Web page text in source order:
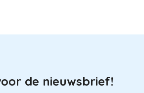
de nieuwsbrief!